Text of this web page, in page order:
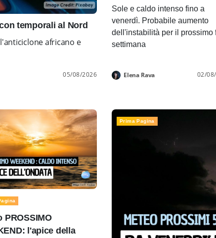
temporali al Nord
africano e
05/08/2026
Sole e caldo intenso fino a
venerdì. Probabile aumento
dell'instabilità per il prossimo
settimana
Elena Rava 02/
PROSSIMO
l'apice della
Prima Pagina